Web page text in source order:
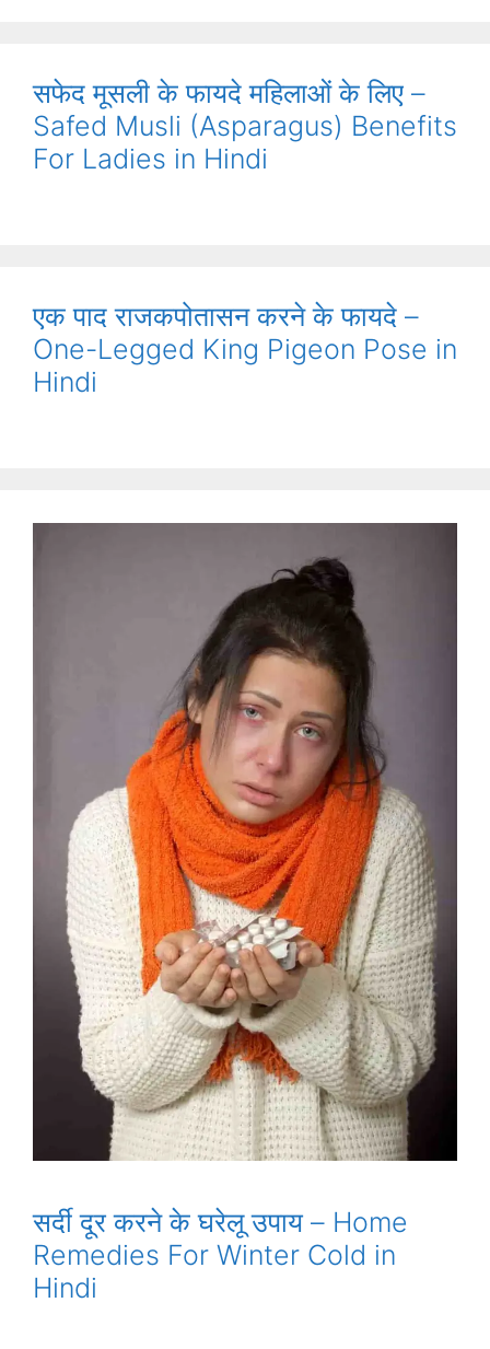
सफेद मूसली के फायदे महिलाओं के लिए –
Safed Musli (Asparagus) Benefits
For Ladies in Hindi
एक पाद राजकपोतासन करने के फायदे –
One-Legged King Pigeon Pose in
Hindi
सर्दी दूर करने के घरेलू उपाय – Home
Remedies For Winter Cold in
Hindi